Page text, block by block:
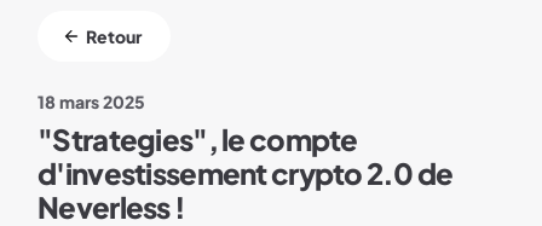
Retour
18 mars 2025
"Strategies", le compte
d'investissement crypto 2.0 de
Neverless !